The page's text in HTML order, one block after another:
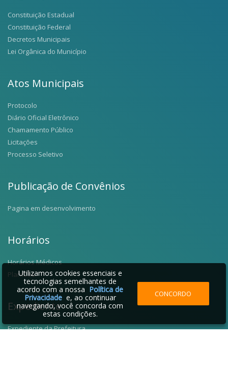
Constituição Estadual
Constituição Federal
Decretos Municipais
Lei Orgânica do Município
Atos Municipais
Protocolo
Diário Oficial Eletrônico
Chamamento Público
Licitações
Processo Seletivo
Publicação de Convênios
Pagina em desenvolvimento
Horários
Horários Médicos
Plantões
Expediente
Expediente da Prefeitura
Utilizamos cookies essenciais e
tecnologias semelhantes de
acordo com a nossa Política de
Privacidadee, ao continuar
navegando, você concorda com
estas condições.
CONCORDO